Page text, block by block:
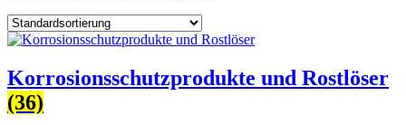
Korrosionsschutzprodukte und Rostlöser
(36)